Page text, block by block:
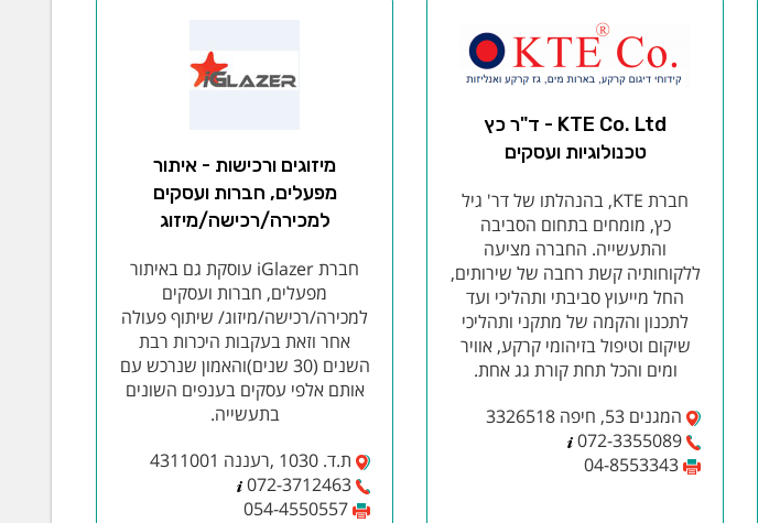
KTE Co. Ltd - ד"ר כץ
טכנולוגיות ועסקים
חברת KTE, בהנהלתו של דר' גיל
כץ, מומחים בתחום הסביבה
והתעשייה. החברה מציעה
ללקוחותיה קשת רחבה של שירותים,
החל מייעוץ סביבתי ותהליכי ועד
לתכנון והקמה של מתקני ותהליכי
שיקום וטיפול בזיהומי קרקע, אוויר
ומים והכל תחת קורת גג אחת.
המגנים 53, חיפה 3326518
072-3355089
04-8553343
מיזוגים ורכישות - איתור
מפעלים, חברות ועסקים
למכירה/רכישה/מיזוג
חברת iGlazer עוסקת גם באיתור
מפעלים, חברות ועסקים
למכירה/רכישה/מיזוג/ שיתוף פעולה
אחר וזאת בעקבות היכרות רבת
השנים (30 שנים)והאמון שנרכש עם
אותם אלפי עסקים בענפים השונים
בתעשייה.
ת.ד. 1030 ,רעננה 4311001
072-3712463
054-4550557